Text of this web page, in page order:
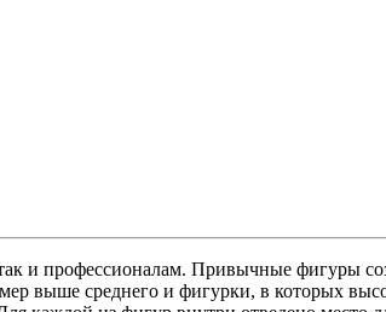
и профессионалам. Привычные фигуры
выше среднего и фигурки, в которых